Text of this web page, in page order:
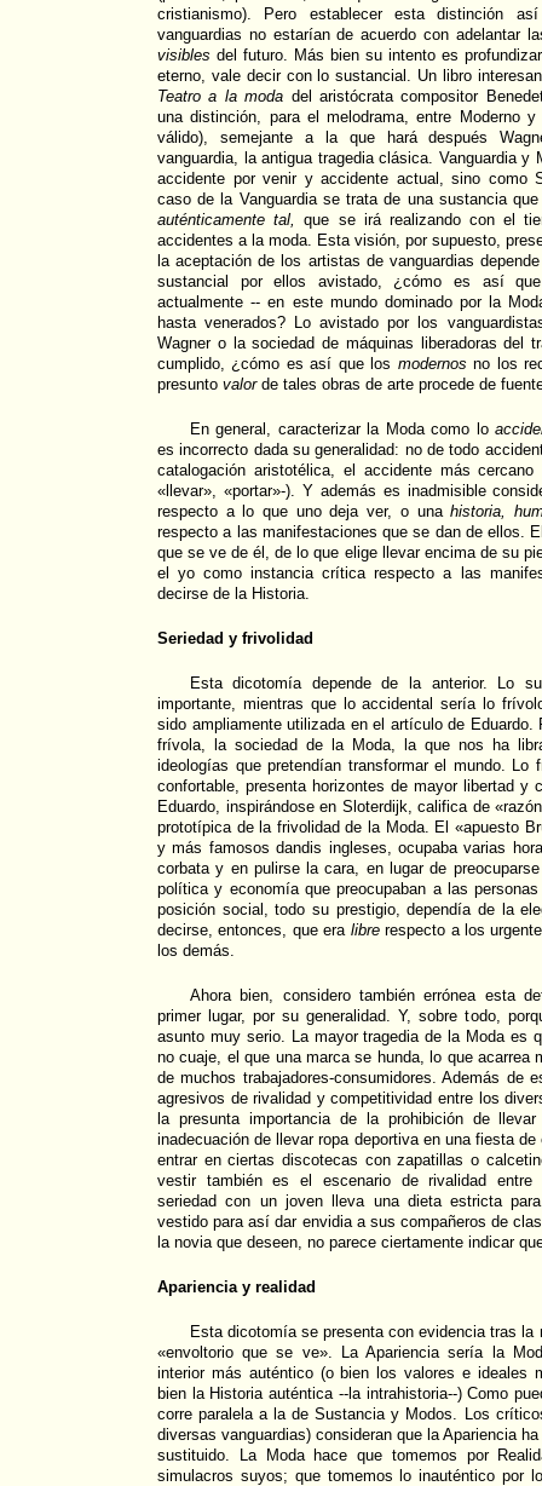
cristianismo). Pero establecer esta distinción
vanguardias no estarían de acuerdo con adelantar
visibles del futuro. Más bien su intento es
eterno, vale decir con lo sustancial. Un libro
Teatro a la moda del aristócrata compositor
una distinción, para el melodrama, entre Moderno
válido), semejante a la que hará después
vanguardia, la antigua tragedia clásica. Vanguardia y
accidente por venir y accidente actual, sino como
caso de la Vanguardia se trata de una sustancia
auténticamente tal, que se irá realizando con el
accidentes a la moda. Esta visión, por supuesto,
la aceptación de los artistas de vanguardias
sustancial por ellos avistado, ¿cómo es así
actualmente -- en este mundo dominado por la
hasta venerados? Lo avistado por los
Wagner o la sociedad de máquinas liberadoras del
cumplido, ¿cómo es así que los modernos no los
presunto valorde tales obras de arte procede de
En general, caracterizar la Moda como lo
es incorrecto dada su generalidad: no de todo
catalogación aristotélica, el accidente más
«llevar», «portar»-). Y además es inadmisible
respecto a lo que uno deja ver, o unahistoria,
respecto a las manifestaciones que se dan de ellos.
que se ve de él, de lo que elige llevar encima de su
el yo como instancia crítica respecto a las
decirse de la Historia.
Seriedad y frivolidad
Esta dicotomía depende de la anterior. Lo
importante, mientras que lo accidental sería lo
sido ampliamente utilizada en el artículo de
frívola, la sociedad de la Moda, la que nos ha
ideologías que pretendían transformar el mundo. Lo
confortable, presenta horizontes de mayor libertad y
Eduardo, inspirándose en Sloterdijk, califica de
prototípica de la frivolidad de la Moda. El «apuesto
y más famosos dandis ingleses, ocupaba varias
corbata y en pulirse la cara, en lugar de
política y economía que preocupaban a las
posición social, todo su prestigio, dependía de la
decirse, entonces, que era librerespecto a los
los demás.
Ahora bien, considero también errónea esta
primer lugar, por su generalidad. Y, sobre todo,
asunto muy serio. La mayor tragedia de la Moda es
no cuaje, el que una marca se hunda, lo que acarrea
de muchos trabajadores-consumidores. Además de
agresivos de rivalidad y competitividad entre los
la presunta importancia de la prohibición de
inadecuación de llevar ropa deportiva en una fiesta
entrar en ciertas discotecas con zapatillas o
vestir también es el escenario de rivalidad entre
seriedad con un joven lleva una dieta estricta
vestido para así dar envidia a sus compañeros de
la novia que deseen, no parece ciertamente indicar
Apariencia y realidad
Esta dicotomía se presenta con evidencia tras
«envoltorio que se ve». La Apariencia sería la
interior más auténtico (o bien los valores e ideales
bien la Historia auténtica --la intrahistoria--) Como
corre paralela a la de Sustancia y Modos. Los
diversas vanguardias) consideran que la Apariencia
sustituido. La Moda hace que tomemos por
simulacros suyos; que tomemos lo inauténtico por